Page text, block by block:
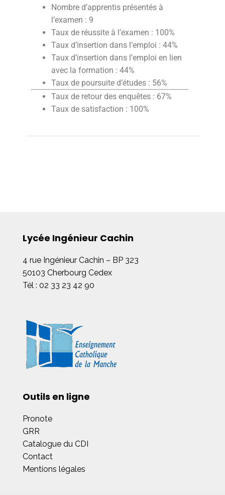
Nombre d’apprentis présentés à
l’examen : 9
Taux de réussite à l’examen : 100%
Taux d’insertion dans l’emploi : 44%
Taux d’insertion dans l’emploi en lien
avec la formation : 44%
Taux de poursuite d’études : 56%
Taux de retour des enquêtes : 67%
Taux de satisfaction : 100%
Lycée Ingénieur Cachin
4 rue Ingénieur Cachin – BP 323
50103 Cherbourg Cedex
Tél : 02 33 23 42 90
Outils en ligne
Pronote
GRR
Catalogue du CDI
Contact
Mentions légales